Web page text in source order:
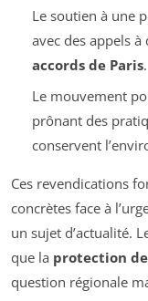
Le soutien à une
avec des appels
accords de Paris.
Le mouvement
prônant des
conservent
Ces revendications
concrètes face à
un sujet d’actualité.
que la protection de
question régionale